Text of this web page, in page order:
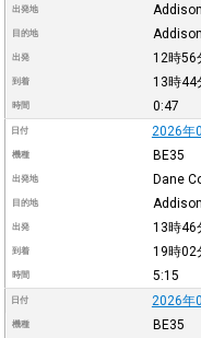
出発地 Addison
目的地 Addison
出発 12時56
到着 13時44
時間 0:47
日付 2026年
機種 BE35
出発地 Dane
目的地 Addison
出発 13時46
到着 19時02
時間 5:15
日付 2026年
機種 BE35